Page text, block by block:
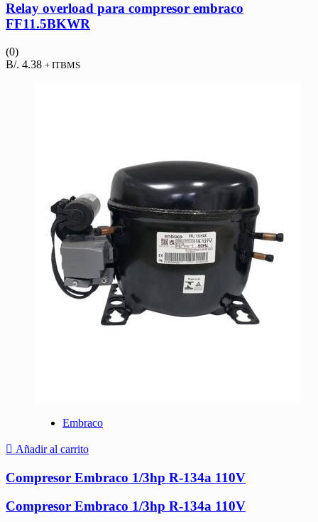
Relay overload para compresor embraco
FF11.5BKWR
(0)
B/. 4.38 + ITBMS
Embraco
Añadir al carrito
Compresor Embraco 1/3hp R-134a 110V
Compresor Embraco 1/3hp R-134a 110V